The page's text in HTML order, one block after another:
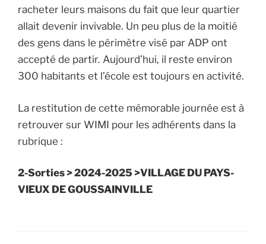
racheter leurs maisons du fait que leur quartier
allait devenir invivable. Un peu plus de la moitié
des gens dans le périmètre visé par ADP ont
accepté de partir. Aujourd’hui, il reste environ
300 habitants et l’école est toujours en activité.
La restitution de cette mémorable journée est à
retrouver sur WIMI pour les adhérents dans la
rubrique :
2-Sorties > 2024-2025 >VILLAGE DU PAYS-
VIEUX DE GOUSSAINVILLE